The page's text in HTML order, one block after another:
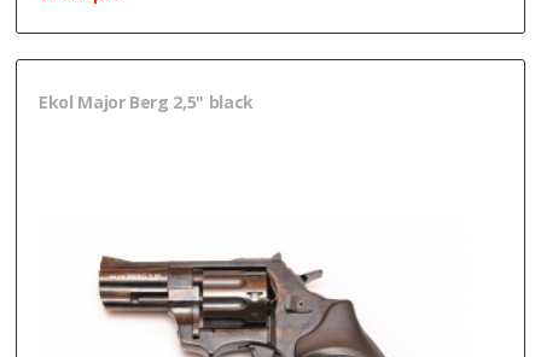
Ekol Major Berg 2,5" black